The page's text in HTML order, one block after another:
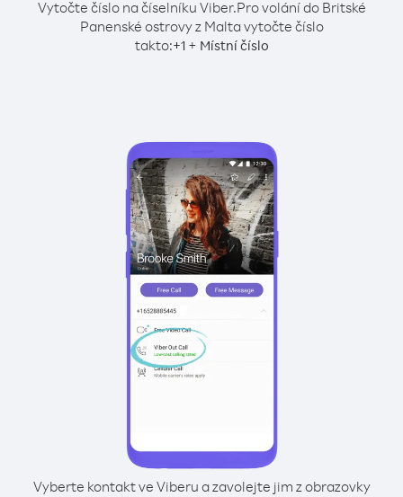
Vytočte číslo na číselníku Viber.Pro volání do Britské
Panenské ostrovy z Malta vytočte číslo
takto:+1+ Místní číslo
Vyberte kontakt ve Viberu a zavolejte jim z obrazovky